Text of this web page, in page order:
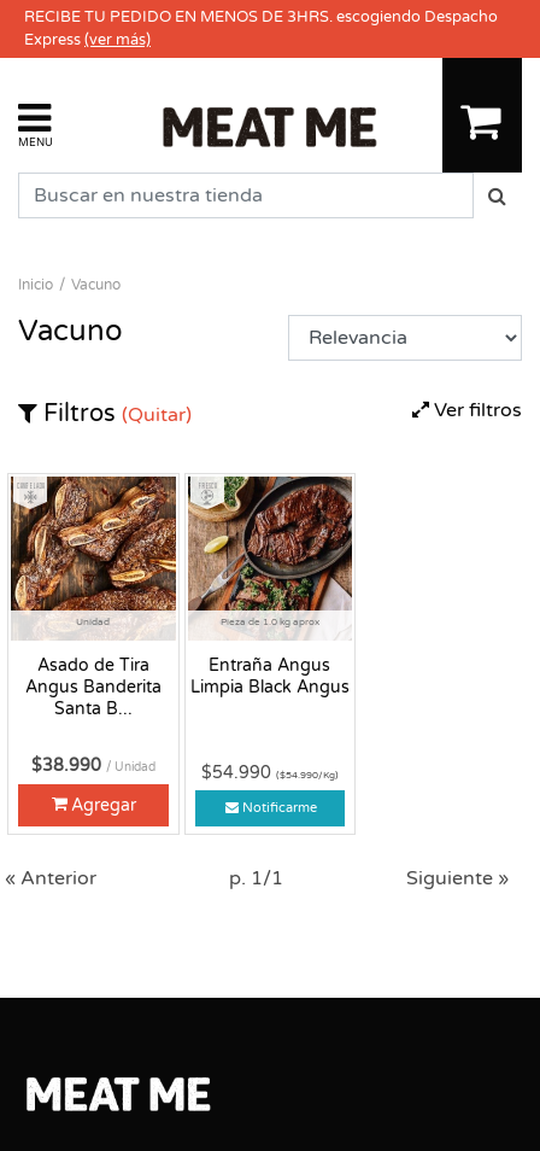
RECIBE TU PEDIDO EN MENOS DE 3HRS. escogiendo Despacho
Express(ver más)
MENU
Inicio Vacuno
Vacuno
Ver filtros
Filtros (Quitar)
Unidad
Asado de Tira
Angus Banderita
Santa B...
Congelado
$38.990 / Unidad
Agregar
Pieza de 1.0 kg aprox
Entraña Angus
Limpia Black Angus
Fresco
$54.990 ($54.990/Kg)
Notificarme
« Anterior p. 1/1 Siguiente »